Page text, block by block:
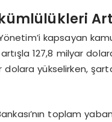
kapsayan
127,8 milyar
dolara yükselirken,
toplam